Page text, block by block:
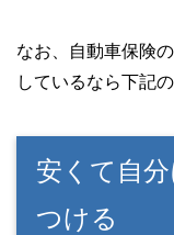
なお、自動車保険
しているなら下記
安くて自
つける